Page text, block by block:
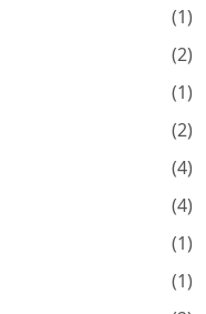
(1)
(2)
(1)
(2)
(4)
(4)
(1)
(1)